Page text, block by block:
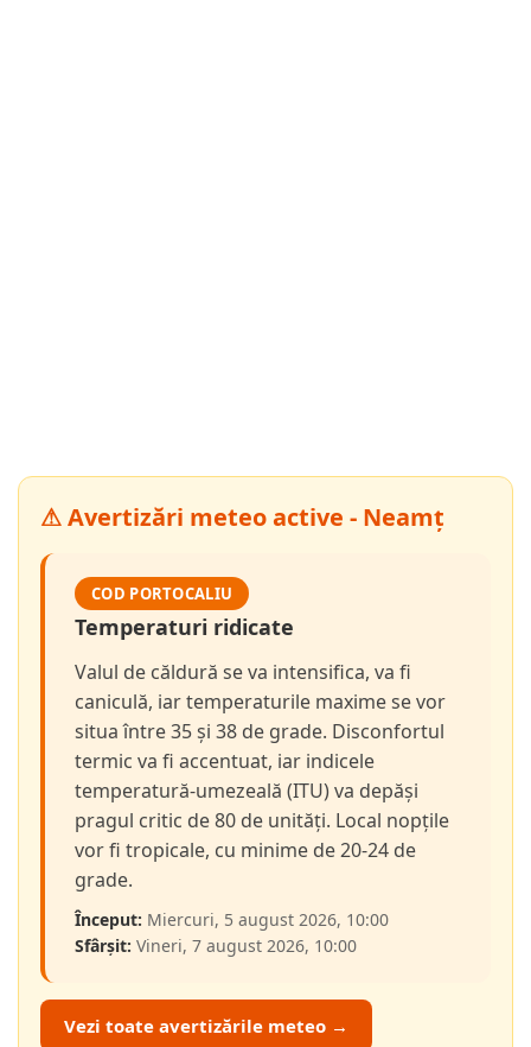
⚠ Avertizări meteo active - Neamț
COD PORTOCALIU
Temperaturi ridicate
Valul de căldură se va intensifica, va fi
caniculă, iar temperaturile maxime se vor
situa între 35 și 38 de grade. Disconfortul
termic va fi accentuat, iar indicele
temperatură-umezeală (ITU) va depăși
pragul critic de 80 de unități. Local nopțile
vor fi tropicale, cu minime de 20-24 de
grade.
Început: Miercuri, 5 august 2026, 10:00
Sfârșit: Vineri, 7 august 2026, 10:00
Vezi toate avertizările meteo →